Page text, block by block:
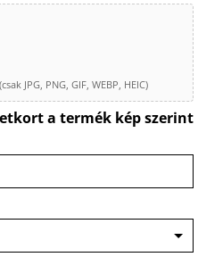
JPG, PNG, GIF, WEBP, HEIC)
a termék kép szerint